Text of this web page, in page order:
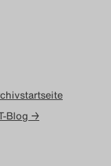
Blog →